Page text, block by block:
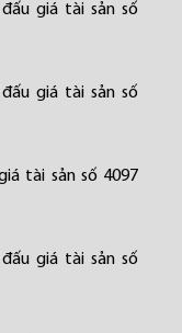
giá tài sản số
giá tài sản số
tài sản số 4097
giá tài sản số